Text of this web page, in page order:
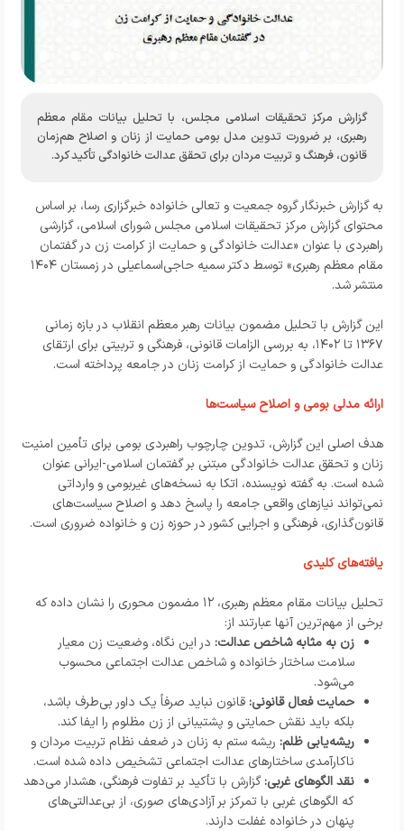
گزارش مرکز تحقیقات اسلامی مجلس، با تحلیل بیانات مقام معظم
رهبری، بر ضرورت تدوین مدل بومی حمایت از زنان و اصلاح هم‌زمان
قانون، فرهنگ و تربیت مردان برای تحقق عدالت خانوادگی تأکید کرد.
به گزارش خبرنگارگروه جمعیت و تعالی خانواده خبرگزاری رسا، بر اساس
محتوای گزارش مرکز تحقیقات اسلامی مجلس شورای اسلامی، گزارشی
راهبردی با عنوان «عدالت خانوادگی و حمایت از کرامت زن در گفتمان
مقام معظم رهبری» توسط دکتر سمیه حاجی‌اسماعیلی در زمستان ۱۴۰۴
منتشر شد.
این گزارش با تحلیل مضمون بیانات رهبر معظم انقلاب در بازه زمانی
۱۳۶۷ تا ۱۴۰۲، به بررسی الزامات قانونی، فرهنگی و تربیتی برای ارتقای
عدالت خانوادگی و حمایت از کرامت زنان در جامعه پرداخته است.
ارائه مدلی بومی و اصلاح سیاست‌ها
هدف اصلی این گزارش، تدوین چارچوب راهبردی بومی برای تأمین امنیت
زنان و تحقق عدالت خانوادگی مبتنی بر گفتمان اسلامی-ایرانی عنوان
شده است. به گفته نویسنده، اتکا به نسخه‌های غیربومی و وارداتی
نمی‌تواند نیازهای واقعی جامعه را پاسخ دهد و اصلاح سیاست‌های
قانون‌گذاری، فرهنگی و اجرایی کشور در حوزه زن و خانواده ضروری است.
یافته‌های کلیدی
تحلیل بیانات مقام معظم رهبری، ۱۲ مضمون محوری را نشان داده که
برخی از مهم‌ترین آنها عبارتند از:
زن به مثابه شاخص عدالت: در این نگاه، وضعیت زن معیار
سلامت ساختار خانواده و شاخص عدالت اجتماعی محسوب
می‌شود.
حمایت فعال قانونی:قانون نباید صرفاً یک داور بی‌طرف باشد،
بلکه باید نقش حمایتی و پشتیبانی از زن مظلوم را ایفا کند.
ریشه‌یابی ظلم: ریشه ستم به زنان در ضعف نظام تربیت مردان و
ناکارآمدی ساختارهای عدالت اجتماعی تشخیص داده شده است.
نقد الگوهای غربی:گزارش با تأکید بر تفاوت فرهنگی، هشدار می‌دهد
که الگوهای غربی با تمرکز بر آزادی‌های صوری، از بی‌عدالتی‌های
پنهان در خانواده غفلت دارند.